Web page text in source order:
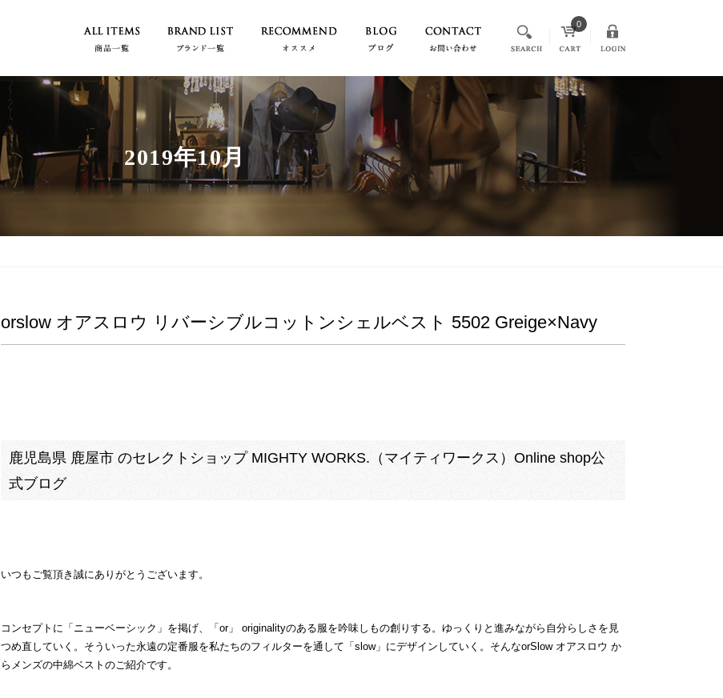
0
2019年10月
orslow オアスロウ リバーシブルコットンシェルベスト 5502 Greige×Navy
鹿児島県 鹿屋市 のセレクトショップ MIGHTY WORKS.（マイティワークス）Online shop公
式ブログ
いつもご覧頂き誠にありがとうございます。
コンセプトに「ニューベーシック」を掲げ、「or」 originalityのある服を吟味しもの創りする。ゆっくりと進みながら自分らしさを見
つめ直していく。そういった永遠の定番服を私たちのフィルターを通して「slow」にデザインしていく。そんなorSlow オアスロウ か
らメンズの中綿ベストのご紹介です。